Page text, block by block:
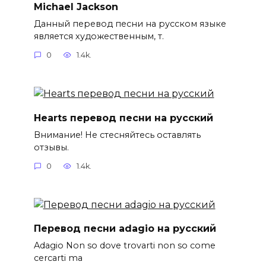
Michael Jackson
Данный перевод песни на русском языке
является художественным, т.
0 1.4k.
Hearts перевод песни на русский
Внимание! Не стесняйтесь оставлять
отзывы.
0 1.4k.
Перевод песни adagio на русский
Adagio Non so dove trovarti non so come
cercarti ma